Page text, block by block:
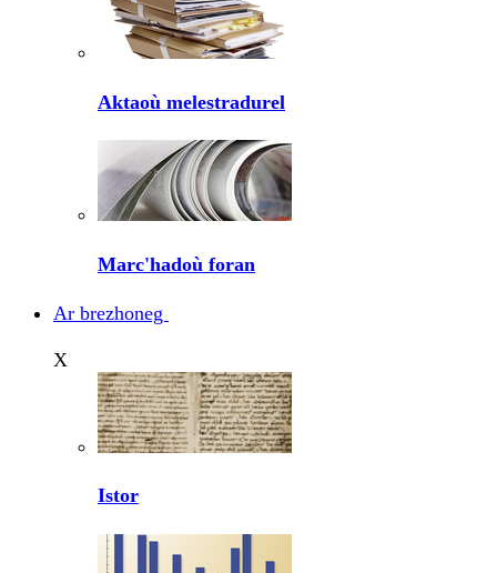
Aktaoù melestradurel
Marc'hadoù foran
Ar brezhoneg
X
Istor